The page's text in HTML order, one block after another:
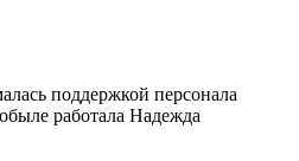
поддержкой персонала
работала Надежда